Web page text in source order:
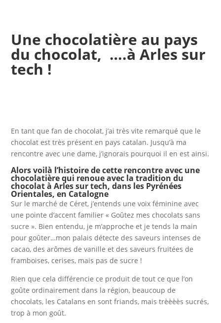
Une chocolatière au pays
du chocolat, ….à Arles sur
tech !
En tant que fan de chocolat, j’ai très vite remarqué que le
chocolat est très présent en pays catalan. Jusqu’à ma
rencontre avec une dame, j’ignorais pourquoi il en est ainsi.
Alors voilà l’histoire de cette rencontre avec une
chocolatière qui renoue avec la tradition du
chocolat à Arles sur tech, dans les Pyrénées
Orientales, en Catalogne
Sur le marché de Céret, j’entends une voix féminine avec
une pointe d’accent familier « Goûtez mes chocolats sans
sucre ». Bien entendu, je m’approche et je tends la main
pour goûter…mon palais détecte des saveurs intenses de
cacao, des arômes de vanille et des saveurs fruitées de
framboises, cerises, mais pas de sucre !
Rien que cela différencie ce produit de tout ce que l’on
goûte ordinairement dans la région, beaucoup de
chocolats, les Catalans en sont friands, mais trèèèès sucrés,
trop à mon goût.